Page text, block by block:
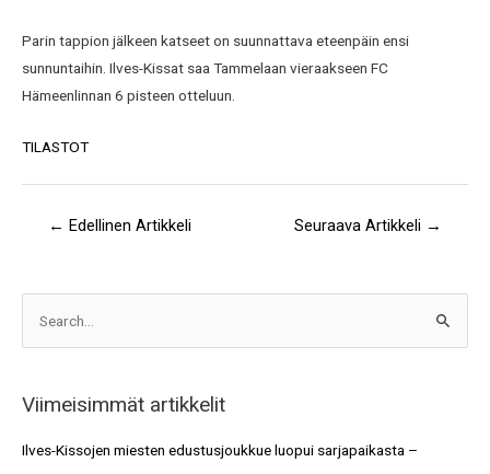
Parin tappion jälkeen katseet on suunnattava eteenpäin ensi
sunnuntaihin. Ilves-Kissat saa Tammelaan vieraakseen FC
Hämeenlinnan 6 pisteen otteluun.
TILASTOT
← Edellinen Artikkeli Seuraava Artikkeli →
c
Viimeisimmät artikkelit
Ilves-Kissojen miesten edustusjoukkue luopui sarjapaikasta –
i
t